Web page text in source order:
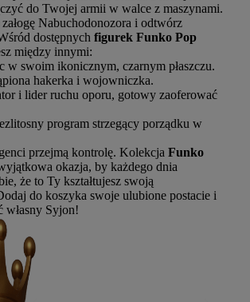
do Twojej armii w walce z maszynami.
załogę Nabuchodonozora i odtwórz
dostępnych figurek Funko Pop
między innymi:
w swoim ikonicznym, czarnym płaszczu.
hakerka i wojowniczka.
i lider ruchu oporu, gotowy zaoferować
program strzegący porządku w
przejmą kontrolę. Kolekcja Funko
okazja, by każdego dnia
że to Ty kształtujesz swoją
do koszyka swoje ulubione postacie i
własny Syjon!